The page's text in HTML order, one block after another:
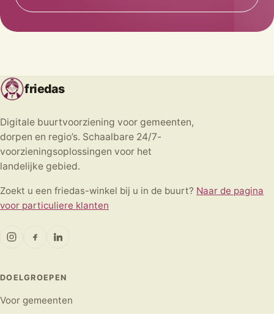
friedas
Digitale buurtvoorziening voor gemeenten,
dorpen en regio’s. Schaalbare 24/7-
voorzieningsoplossingen voor het
landelijke gebied.
Zoekt u een friedas-winkel bij u in de buurt? Naar de pagina
voor particuliere klanten
DOELGROEPEN
Voor gemeenten